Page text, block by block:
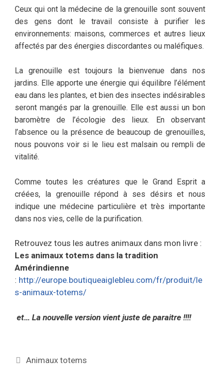
Ceux qui ont la médecine de la grenouille sont souvent
des gens dont le travail consiste à purifier les
environnements: maisons, commerces et autres lieux
affectés par des énergies discordantes ou maléfiques.
La grenouille est toujours la bienvenue dans nos
jardins. Elle apporte une énergie qui équilibre l’élément
eau dans les plantes, et bien des insectes indésirables
seront mangés par la grenouille. Elle est aussi un bon
baromètre de l’écologie des lieux. En observant
l’absence ou la présence de beaucoup de grenouilles,
nous pouvons voir si le lieu est malsain ou rempli de
vitalité.
Comme toutes les créatures que le Grand Esprit a
créées, la grenouille répond à ses désirs et nous
indique une médecine particulière et très importante
dans nos vies, celle de la purification.
Retrouvez tous les autres animaux dans mon livre :
Les animaux totems dans la tradition
Amérindienne
: http://europe.boutiqueaiglebleu.com/fr/produit/le
s-animaux-totems/
et… La nouvelle version vient juste de paraitre !!!!
Animaux totems